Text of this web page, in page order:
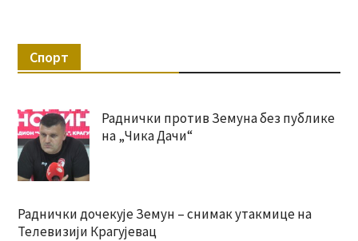
Спорт
Раднички против Земуна без публике
на „Чика Дачи“
Раднички дочекује Земун – снимак утакмице на
Телевизији Крагујевац